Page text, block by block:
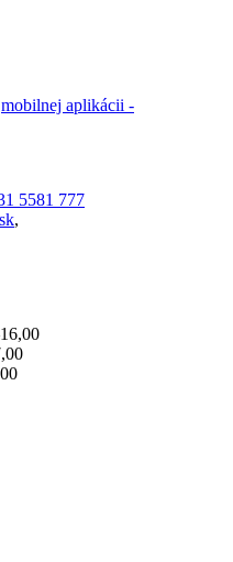
mobilnej aplikácii -
5581 777
,